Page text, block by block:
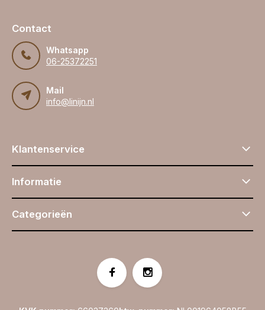
Contact
Whatsapp
06-25372251
Mail
info@linijn.nl
Klantenservice
Informatie
Categorieën